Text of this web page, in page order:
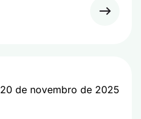
20 de novembro de 2025